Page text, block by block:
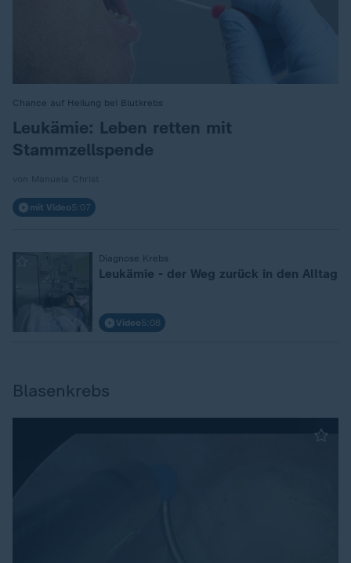
Chance auf Heilung bei Blutkrebs
:
Leukämie: Leben retten mit
Stammzellspende
mit Video5:07
Diagnose Krebs
Leukämie - der Weg zurück in den Alltag
Video5:08
Blasenkrebs